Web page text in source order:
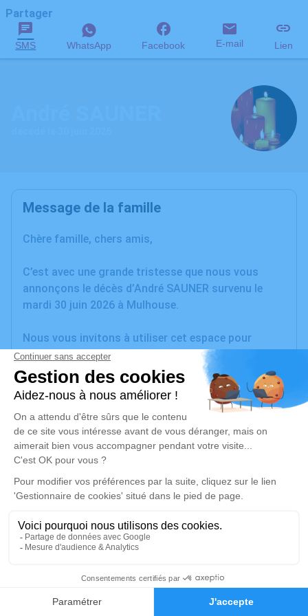
Faire-part Hommages
Partager
SMS WhatsApp Facebook E-mail Lien
Message de la famille
Chère famille, chers amis,
C’est avec une grande tristesse que nous vous
annonçons le décès d’André SAUNER survenu le
mardi 30 juin 2026 à Mulhouse.
Nous vous invitons à utiliser cet espace pour
laisser vos condoléances, partager des photos
souvenirs, une anecdote ou exprimer vos pensées à
travers des poèmes ou des textes. Cet endroit est
un lieu d'expression dédié à honorer la mémoire
d’André SAUNER.
Cérémonie
mardi 07 juillet 2026 à 14h00
Salle Omniculte de Sausheim
14 Rue Jean Monnet
Je rends hommage